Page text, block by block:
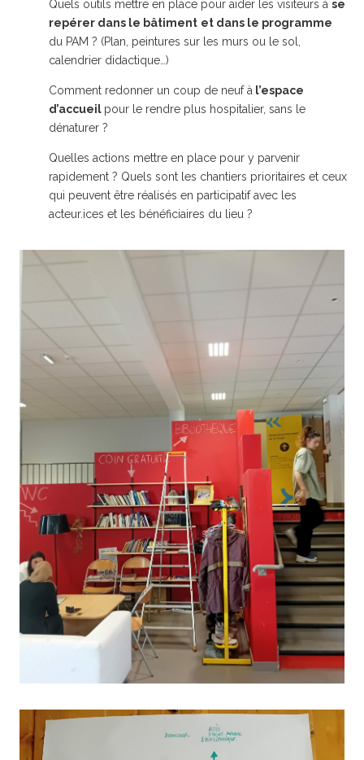
Quels outils mettre en place pour aider les visiteurs à se
repérer dans le bâtiment et dans le programme
du PAM ? (Plan, peintures sur les murs ou le sol,
calendrier didactique…)
Comment redonner un coup de neuf à l’espace
d’accueil pour le rendre plus hospitalier, sans le
dénaturer ?
Quelles actions mettre en place pour y parvenir
rapidement ? Quels sont les chantiers prioritaires et ceux
qui peuvent être réalisés en participatif avec les
acteur.ices et les bénéficiaires du lieu ?